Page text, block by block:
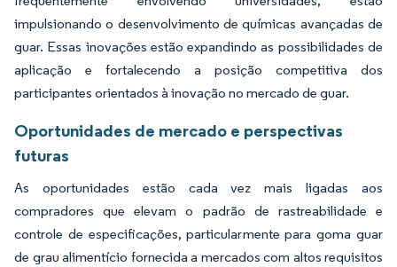
impulsionando o desenvolvimento de químicas avançadas de
guar. Essas inovações estão expandindo as possibilidades de
aplicação e fortalecendo a posição competitiva dos
participantes orientados à inovação no mercado de guar.
Oportunidades de mercado e perspectivas
futuras
As oportunidades estão cada vez mais ligadas aos
compradores que elevam o padrão de rastreabilidade e
controle de especificações, particularmente para goma guar
de grau alimentício fornecida a mercados com altos requisitos